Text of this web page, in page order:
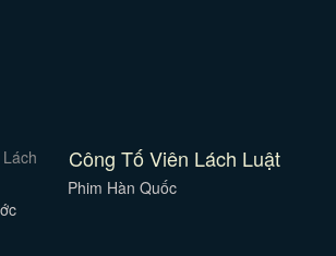
Công Tố Viên Lách Luật
Phim Hàn Quốc